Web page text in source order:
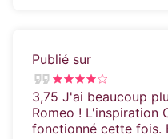
Publié sur
3,75 J'ai beaucoup
Romeo ! L'inspiration
fonctionné cette fois.